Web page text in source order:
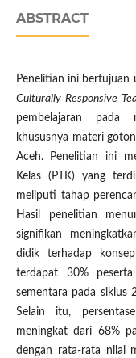
ABSTRACT
Penelitian ini bertujuan
Culturally Responsive
pembelajaran pada
khususnya materi
Aceh. Penelitian ini
Kelas (PTK) yang
meliputi tahap
Hasil penelitian
signifikan
didik terhadap
terdapat 30%
sementara pada siklus
Selain itu,
meningkat dari 68%
dengan rata-rata nilai